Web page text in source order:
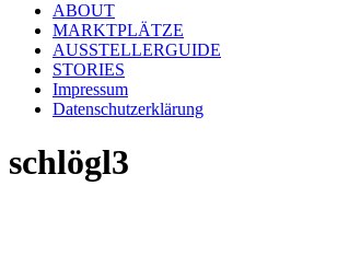
ABOUT
MARKTPLÄTZE
AUSSTELLERGUIDE
STORIES
Impressum
Datenschutzerklärung
schlögl3